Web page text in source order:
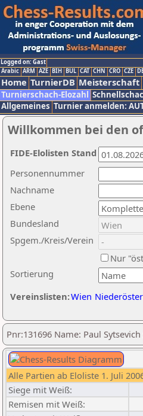
Logged on: Gast
Arabic ARM AZE BIH BUL CAT CHN CRO CZE
Home TurnierDB Meisterschaft
Turnierschach-Elozahl
Allgemeines Turnier anmelden:
Willkommen bei den
Nachname
Ebene
Sortierung
Personennummer
Bundesland
Spgem./Kreis/Verein
Nur
Vereinslisten:Wien
FIDE-Elolisten Stand
Pnr:131696 Name: Paul Sytsevich
Alle Partien ab Eloliste 1. Juli
Siege mit Weiß:
Remisen mit Weiß: